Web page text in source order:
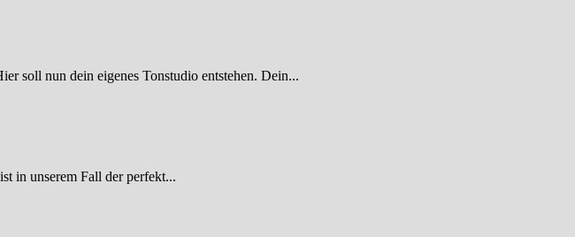
soll nun dein eigenes Tonstudio entstehen. Dein...
in unserem Fall der perfekt...